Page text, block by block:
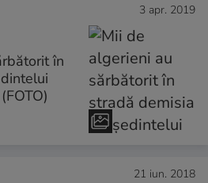
3 apr. 2019
în
21 iun. 2018